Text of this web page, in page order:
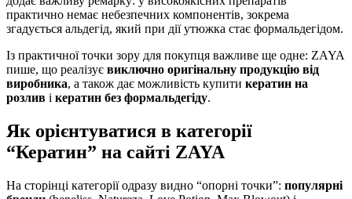
практично немає небезпечних компонентів, зокрема
згадується альдегід, який при дії утюжка стає формальдегідом.
Із практичної точки зору для покупця важливе ще одне: ZAYA
пише, що реалізує виключно оригінальну продукцію від
виробника, а також дає можливість купити кератин на
розлив і кератин без формальдегіду.
Як орієнтуватися в категорії
“Кератин” на сайті ZAYA
На сторінці категорії одразу видно “опорні точки”: популярні